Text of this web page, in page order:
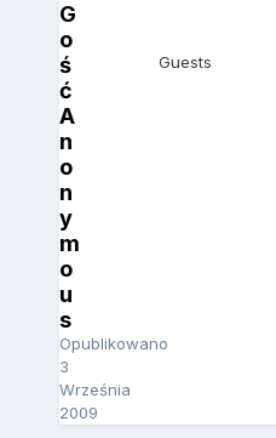
G
o
ś
ć
A
n
o
n
y
m
o
u
s
Opublikowano
3
Września
2009
Guests